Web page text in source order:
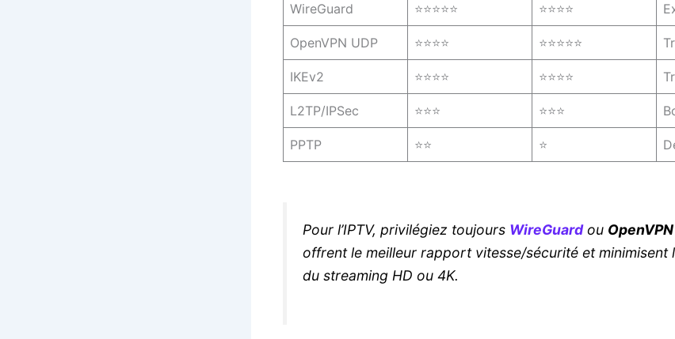
WireGuard ⭐⭐⭐⭐⭐ ⭐⭐⭐⭐
OpenVPN UDP ⭐⭐⭐⭐ ⭐⭐⭐⭐⭐
IKEv2 ⭐⭐⭐⭐ ⭐⭐⭐⭐
L2TP/IPSec ⭐⭐⭐ ⭐⭐⭐
PPTP ⭐⭐ ⭐
Pour l’IPTV, privilégiez toujours WireGuardou
offrent le meilleur rapport vitesse/sécurité et minimisent
du streaming HD ou 4K.